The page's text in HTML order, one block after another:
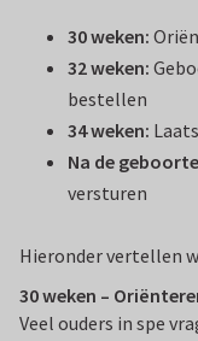
30 weken:
32 weken:
bestellen
34 weken:
Na de
versturen
Hieronder vertellen
30 weken –
Veel ouders in spe